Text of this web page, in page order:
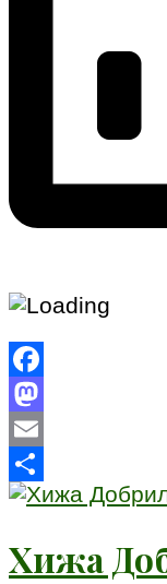
Facebook
Mastodon
Email
Share
Хижа